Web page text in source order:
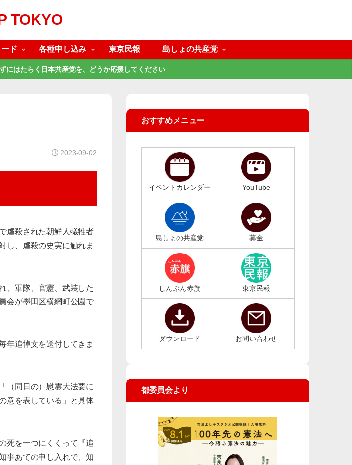
TOKYO
ド 各種申し込み 東京民報 島しょの共産党
にはたらく日本共産党を、どうか応援してください
2023-09-02
虐殺された朝鮮人犠牲者
し、虐殺の史実に触れま
、軍隊、官憲、武装した
会が墨田区横網町公園で
年追悼文を送付してきま
（同日の）慰霊大法要に
意を表している」と具体
死を一つにくくって『追
事あての申し入れで、知
おすすめメニュー
イベントカレンダー YouTube
島しょの共産党 募金
しんぶん赤旗 東京民報
ダウンロード お問い合わせ
都委員会より